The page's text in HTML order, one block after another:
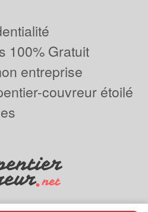
100% Gratuit
entreprise
couvreur étoilé